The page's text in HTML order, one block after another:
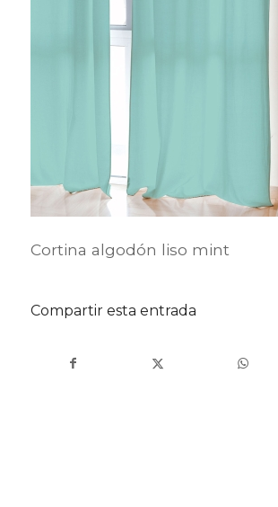
Cortina algodón liso mint
Compartir esta entrada